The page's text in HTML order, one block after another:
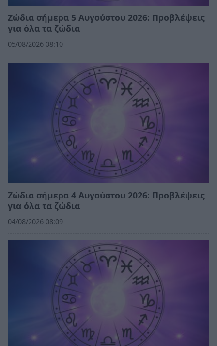
Ζώδια σήμερα 5 Αυγούστου 2026: Προβλέψεις
για όλα τα ζώδια
05/08/2026 08:10
Ζώδια σήμερα 4 Αυγούστου 2026: Προβλέψεις
για όλα τα ζώδια
04/08/2026 08:09